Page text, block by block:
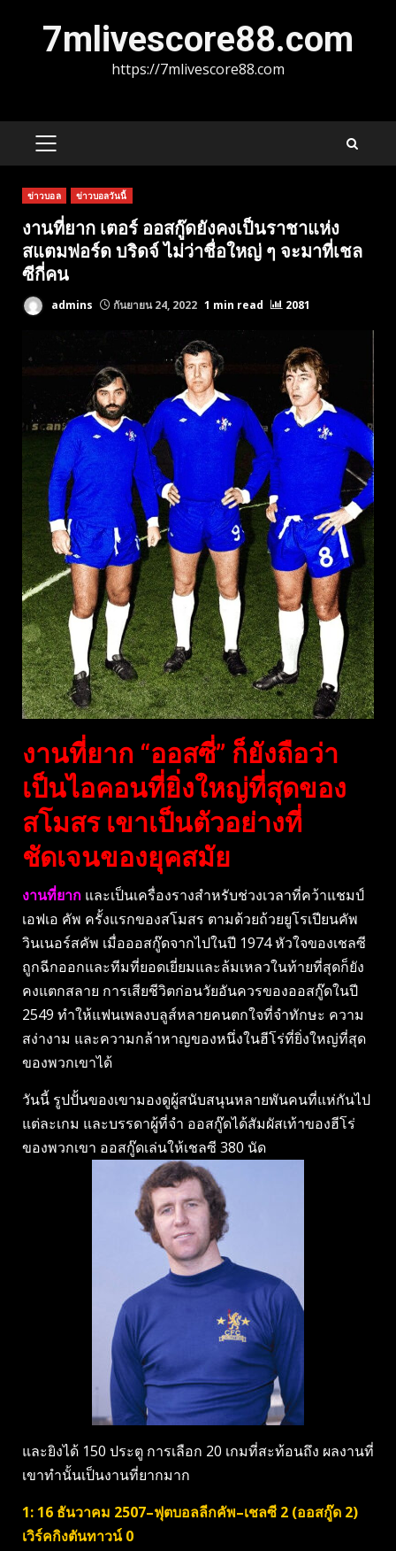
7mlivescore88.com
https://7mlivescore88.com
PRIMARY
ข่าวบอล ข่าวบอลวันนี้
งานที่ยาก เตอร์ ออสกู๊ดยังคงเป็นราชาแห่ง
สแตมฟอร์ด บริดจ์ ไม่ว่าชื่อใหญ่ ๆ จะมาที่เชล
ซีกี่คน
admins กันยายน 24, 2022 1 min read 2081
งานที่ยาก “ออสซี่” ก็ยังถือว่า
เป็นไอคอนที่ยิ่งใหญ่ที่สุดของ
สโมสร เขาเป็นตัวอย่างที่
ชัดเจนของยุคสมัย
งานที่ยาก และเป็นเครื่องรางสำหรับช่วงเวลาที่คว้าแชมป์
เอฟเอ คัพ ครั้งแรกของสโมสร ตามด้วยถ้วยยูโรเปียนคัพ
วินเนอร์สคัพ เมื่อออสกู๊ดจากไปในปี 1974 หัวใจของเชลซี
ถูกฉีกออกและทีมที่ยอดเยี่ยมและล้มเหลวในท้ายที่สุดก็ยัง
คงแตกสลาย การเสียชีวิตก่อนวัยอันควรของออสกู๊ดในปี
2549 ทำให้แฟนเพลงบลูส์หลายคนตกใจที่จำทักษะ ความ
สง่างาม และความกล้าหาญของหนึ่งในฮีโร่ที่ยิ่งใหญ่ที่สุด
ของพวกเขาได้
วันนี้ รูปปั้นของเขามองดูผู้สนับสนุนหลายพันคนที่แห่กันไป
แต่ละเกม และบรรดาผู้ที่จำ ออสกู๊ดได้สัมผัสเท้าของฮีโร่
ของพวกเขา ออสกู๊ดเล่นให้เชลซี 380 นัด
และยิงได้ 150 ประตู การเลือก 20 เกมที่สะท้อนถึง ผลงานที่
เขาทำนั้นเป็นงานที่ยากมาก
1: 16 ธันวาคม 2507–ฟุตบอลลีกคัพ–เชลซี 2 (ออสกู๊ด 2)
เวิร์คกิงตันทาวน์ 0